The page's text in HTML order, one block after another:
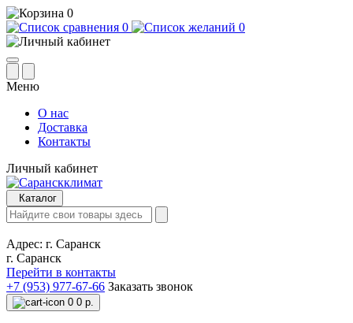
0
0
0
Меню
О нас
Доставка
Контакты
Личный кабинет
Каталог
Адрес: г. Саранск
г. Саранск
Перейти в контакты
+7 (953) 977-67-66 Заказать звонок
0 0 р.